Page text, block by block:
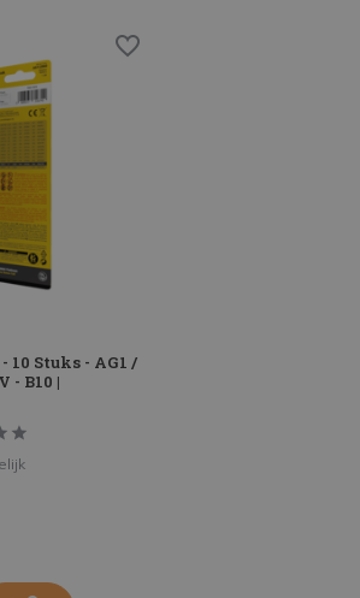
Stuks - AG1 /
- B10 |